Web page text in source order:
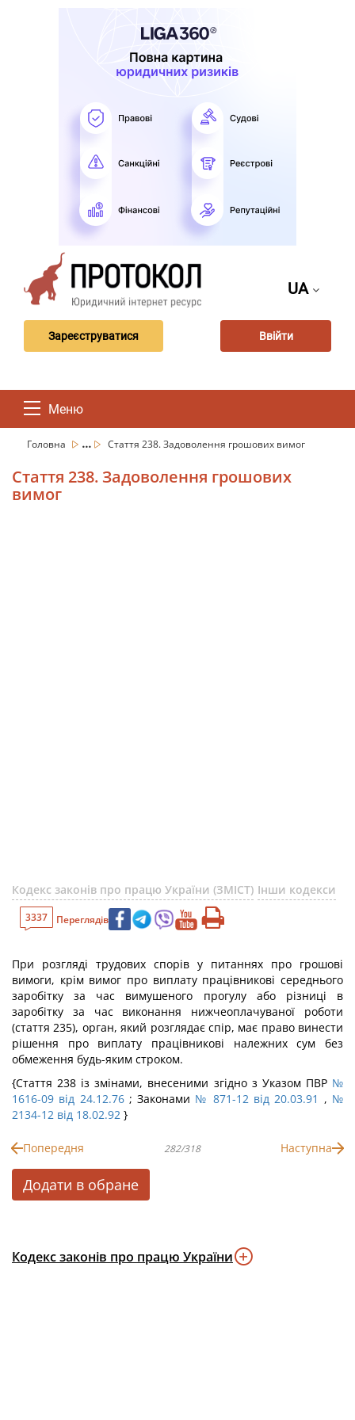
UA
Зареєструватися Ввійти
Меню
Головна ... Стаття 238. Задоволення грошових вимог
Стаття 238. Задоволення грошових
вимог
Кодекс законів про працю України (ЗМІСТ) Інши кодекси
3337 Переглядів
При розгляді трудових спорів у питаннях про грошові
вимоги, крім вимог про виплату працівникові середнього
заробітку за час вимушеного прогулу або різниці в
заробітку за час виконання нижчеоплачуваної роботи
(стаття 235), орган, який розглядає спір, має право винести
рішення про виплату працівникові належних сум без
обмеження будь-яким строком.
{Стаття 238 із змінами, внесеними згідно з Указом ПВР №
1616-09 від 24.12.76; Законами № 871-12 від 20.03.91 , №
2134-12 від 18.02.92 }
Попередня 282/318 Наступна
Додати в обране
Кодекс законів про працю України